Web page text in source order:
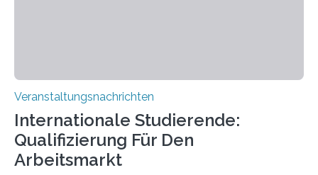
Veranstaltungsnachrichten
Internationale Studierende:
Qualifizierung Für Den
Arbeitsmarkt